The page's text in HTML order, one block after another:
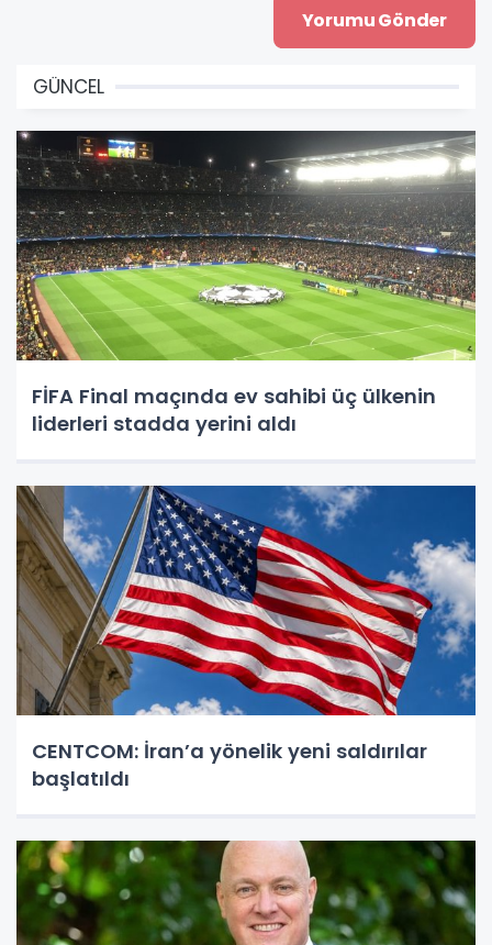
GÜNCEL
FİFA Final maçında ev sahibi üç ülkenin
liderleri stadda yerini aldı
CENTCOM: İran’a yönelik yeni saldırılar
başlatıldı